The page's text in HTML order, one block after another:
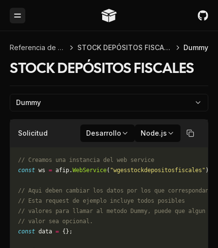
Toggle Menu
Referencia de API STOCK DEPÓSITOS FISCALES Dummy
STOCK DEPÓSITOS FISCALES
Dummy
Solicitud Desarrollo Node.js Copiar
// Creamos una instancia del web service
const ws = afip.WebService( "wgesstockdepositosfiscales" );
// Aqui deben cambiar los datos por los que correspondan.
// Esta request de ejemplo incluye todos posibles
// valores para llamar al metodo Dummy, puede que algun
// valor sea opcional.
const data = {};